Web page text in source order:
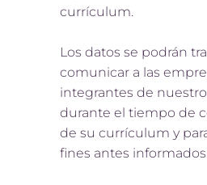
currículum.
Los datos se podrán
comunicar a las
integrantes de
durante el tiempo de
de su currículum y
fines antes